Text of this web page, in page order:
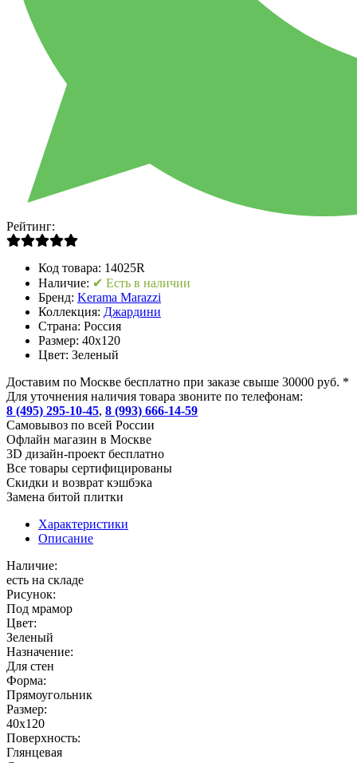
Рейтинг:
Код товара: 14025R
Наличие: ✔ Есть в наличии
Бренд: Kerama Marazzi
Коллекция: Джардини
Страна: Россия
Размер: 40x120
Цвет: Зеленый
Доставим по Москве бесплатно при заказе свыше 30000 руб. *
Для уточнения наличия товара звоните по телефонам:
8 (495) 295-10-45, 8 (993) 666-14-59
Cамовывоз по всей России
Офлайн магазин в Москве
3D дизайн-проект бесплатно
Все товары сертифицированы
Скидки и возврат кэшбэка
Замена битой плитки
Характеристики
Описание
Наличие:
есть на складе
Рисунок:
Под мрамор
Цвет:
Зеленый
Назначение:
Для стен
Форма:
Прямоугольник
Размер:
40x120
Поверхность:
Глянцевая